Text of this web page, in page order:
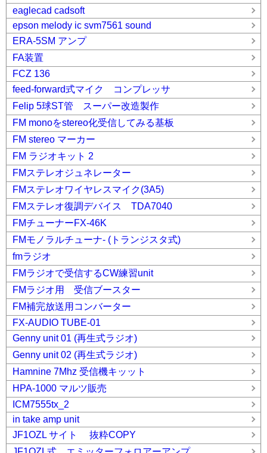
eaglecad cadsoft
epson melody ic svm7561 sound
ERA-5SM アンプ
FA装置
FCZ 136
feed-forward式マイク コンプレッサ
Felip 5球ST管 スーパー改造製作
FM monoをstereo化受信してみる基板
FM stereo マーカー
FM ラジオキット 2
FMステレオジュネレーター
FMステレオワイヤレスマイク(3A5)
FMステレオ復調デバイス TDA7040
FMチューナーFX-46K
FMモノラルチューナ- (トランジスタ式)
fmラジオ
FMラジオで受信するCW練習unit
FMラジオ用 受信ブースター
FM補完放送用コンバーター
FX-AUDIO TUBE-01
Genny unit 01 (再生式ラジオ)
Genny unit 02 (再生式ラジオ)
Hamnine 7Mhz 受信機キッット
HPA-1000 マルツ販売
ICM7555tx_2
in take amp unit
JF1OZL サイト 抜粋COPY